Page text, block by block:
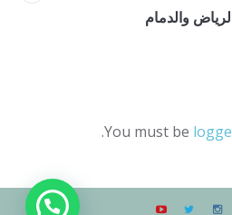
والدمام
You must be